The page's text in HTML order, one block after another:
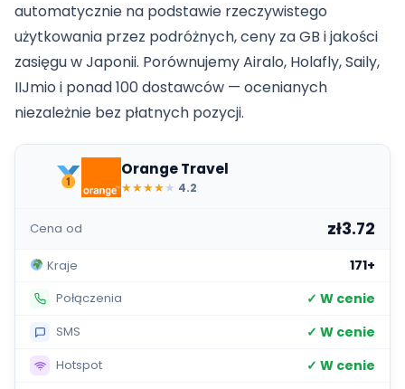
automatycznie na podstawie rzeczywistego
użytkowania przez podróżnych, ceny za GB i jakości
zasięgu w Japonii. Porównujemy Airalo, Holafly, Saily,
IIJmio i ponad 100 dostawców — ocenianych
niezależnie bez płatnych pozycji.
Orange Travel
★★★★★ 4.2
Cena od zł3.72
Kraje 171+
Połączenia ✓ W cenie
SMS ✓ W cenie
Hotspot ✓ W cenie